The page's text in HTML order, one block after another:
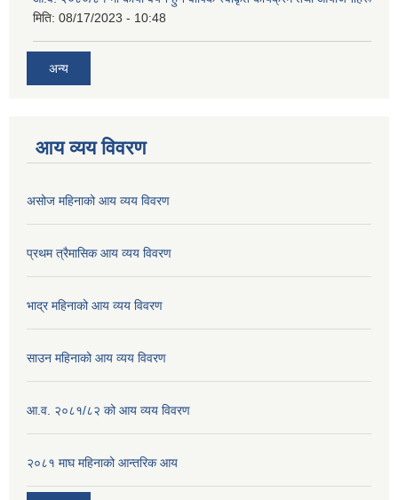
मिति: 08/17/2023 - 10:48
अन्य
आय व्यय विवरण
असोज महिनाको आय व्यय विवरण
प्रथम त्रैमासिक आय व्यय विवरण
भाद्र महिनाको आय व्यय विवरण
साउन महिनाको आय व्यय विवरण
आ.व. २०८१/८२ को आय व्यय विवरण
२०८१ माघ महिनाको आन्तरिक आय